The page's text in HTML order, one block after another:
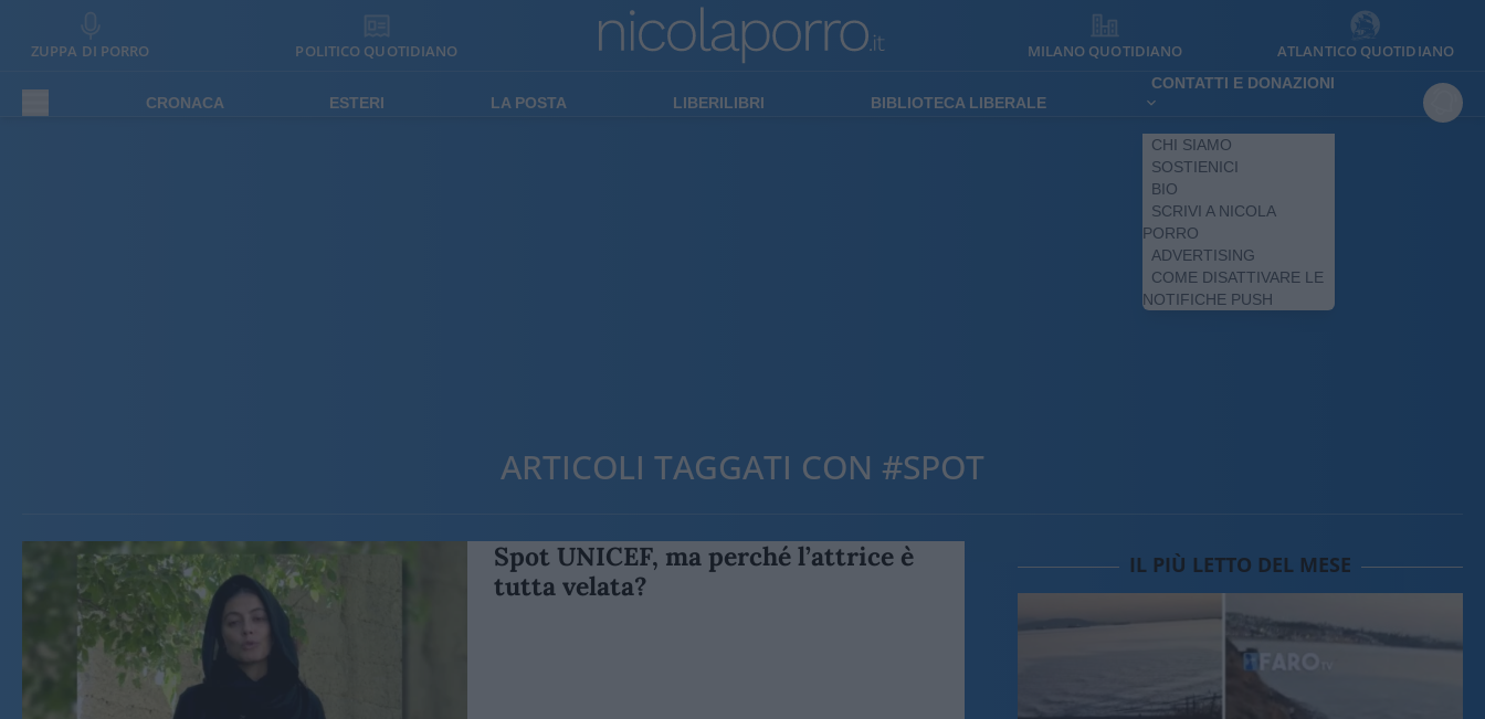
ZUPPA DI PORRO POLITICO QUOTIDIANO MILANO QUOTIDIANO ATLANTICO QUOTIDIANO
CRONACA ESTERI LA POSTA LIBERILIBRI BIBLIOTECA LIBERALE
CONTATTI E DONAZIONI
CHI SIAMO
SOSTIENICI
BIO
SCRIVI A NICOLA
PORRO
ADVERTISING
COME DISATTIVARE LE
NOTIFICHE PUSH
ARTICOLI TAGGATI CON #SPOT
Spot UNICEF, ma perché l’attrice è
tutta velata?
IL PIÙ LETTO DEL MESE